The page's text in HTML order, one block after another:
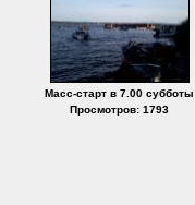
Масс-старт в 7.00 субботы
Просмотров: 1793